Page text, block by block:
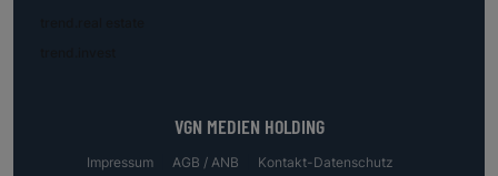
VGN MEDIEN HOLDING
Impressum AGB / ANB
Kontakt-Datenschutz